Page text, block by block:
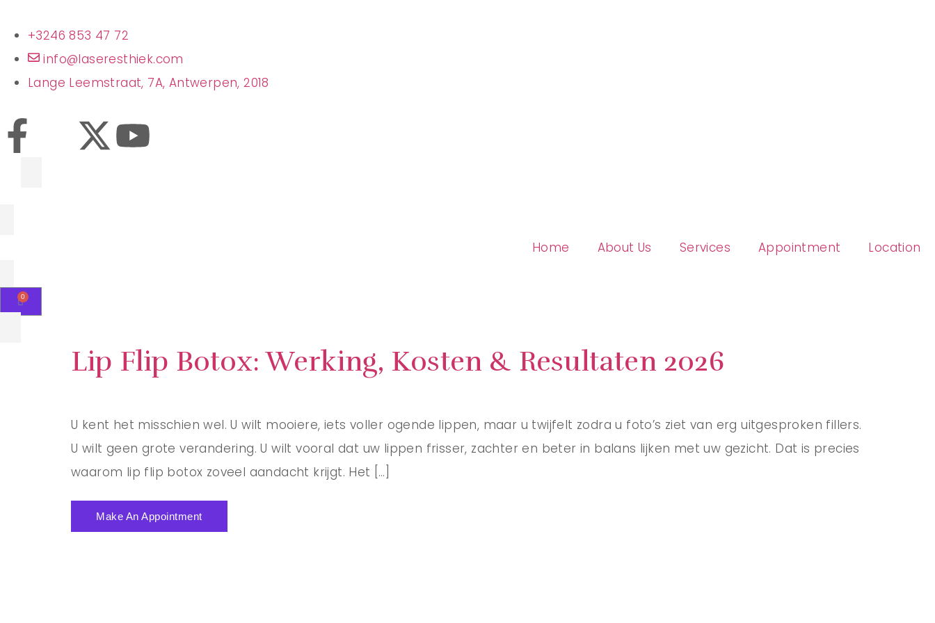
+3246 853 47 72
info@laseresthiek.com
Lange Leemstraat, 7A, Antwerpen, 2018
Home About Us Services Appointment Location
Lip Flip Botox: Werking, Kosten & Resultaten 2026
U kent het misschien wel. U wilt mooiere, iets voller ogende lippen, maar u twijfelt zodra u foto’s ziet van erg uitgesproken fillers.
U wilt geen grote verandering. U wilt vooral dat uw lippen frisser, zachter en beter in balans lijken met uw gezicht. Dat is precies
waarom lip flip botox zoveel aandacht krijgt. Het […]
Make An Appointment